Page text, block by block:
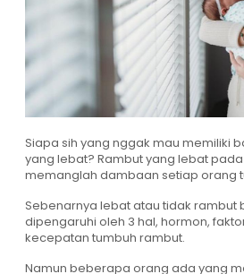
Siapa sih yang nggak mau memiliki
yang lebat? Rambut yang lebat
memanglah dambaan setiap orang
Sebenarnya lebat atau tidak rambut
dipengaruhi oleh 3 hal, hormon,
kecepatan tumbuh rambut.
Namun beberapa orang ada yang